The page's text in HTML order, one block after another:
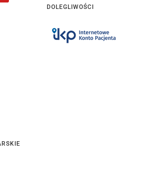
DOLEGLIWOŚCI